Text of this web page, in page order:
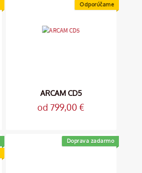
Odporúčame
ARCAM CD5
od 799,00 €
Doprava zadarmo